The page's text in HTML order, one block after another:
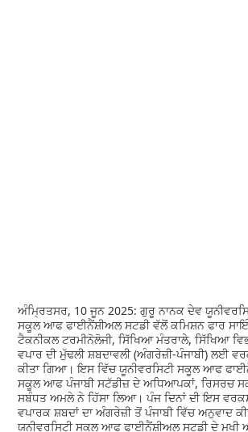
ਅੰਮ੍ਰਿਤਸਰ, 10 ਜੂਨ 2025: ਗੁਰੂ ਨਾਨਕ ਦੇਵ
ਸਕੂਲ ਆਫ ਫਾਈਨੈਂਸ਼ੀਅਲ ਸਟਡੀ ਵੱਲੋਂ ਕਮਿਸ਼ਨ ਫਾਰ
ਟੈਕਨੀਕਲ ਟਰਮੀਨੋਲੋਜੀ, ਸਿੱਖਿਆ ਮੰਤਰਾਲੇ, ਸਿੱਖਿਆ
ਵਪਾਰ ਦੀ ਮੁੱਢਲੀ ਸ਼ਬਦਾਵਲੀ (ਅੰਗਰੇਜ਼ੀ-ਪੰਜਾਬੀ) ਲਈ
ਕੀਤਾ ਗਿਆ। ਇਸ ਵਿੱਚ ਯੂਨੀਵਰਸਿਟੀ ਸਕੂਲ ਆਫ
ਸਕੂਲ ਆਫ ਪੰਜਾਬੀ ਸਟੱਡੀਜ਼ ਦੇ ਅਧਿਆਪਕਾਂ, ਰਿਸਰਚ
ਸਬੰਧਤ ਅਮਲੇ ਨੇ ਹਿੱਸਾ ਲਿਆ। ਪੰਜ ਦਿਨਾਂ ਦੀ ਇਸ
ਵਪਾਰਕ ਸ਼ਬਦਾਂ ਦਾ ਅੰਗਰੇਜ਼ੀ ਤੋਂ ਪੰਜਾਬੀ ਵਿੱਚ ਅਨੁਵਾਦ
ਯੂਨੀਵਰਸਿਟੀ ਸਕੂਲ ਆਫ ਫਾਈਨੈਂਸ਼ੀਅਲ ਸਟਡੀ ਦੇ ਮੁਖੀ